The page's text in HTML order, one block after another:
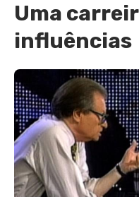
Uma
influências